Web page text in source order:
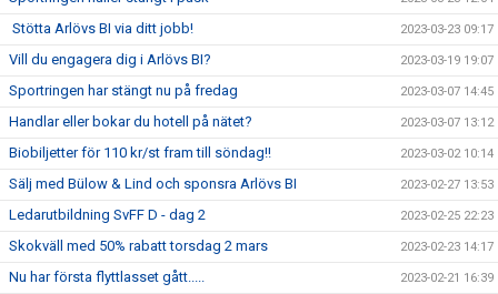
Stötta Arlövs BI via ditt jobb! 2023-03-23 09:17
Vill du engagera dig i Arlövs BI? 2023-03-19 19:07
Sportringen har stängt nu på fredag 2023-03-07 14:45
Handlar eller bokar du hotell på nätet? 2023-03-07 13:12
Biobiljetter för 110 kr/st fram till söndag!! 2023-03-02 10:14
Sälj med Bülow & Lind och sponsra Arlövs BI 2023-02-27 13:53
Ledarutbildning SvFF D - dag 2 2023-02-25 22:23
Skokväll med 50% rabatt torsdag 2 mars 2023-02-23 14:17
Nu har första flyttlasset gått..... 2023-02-21 16:39